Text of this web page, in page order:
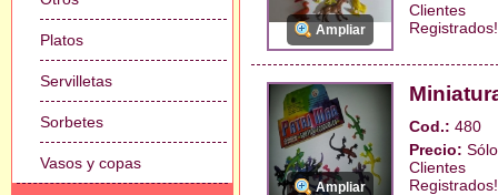
Platos
Servilletas
Sorbetes
Vasos y copas
Ampliar
Clientes
Registrados!
Ampliar
Cod.: 480
Precio:
Clientes
Registrados!